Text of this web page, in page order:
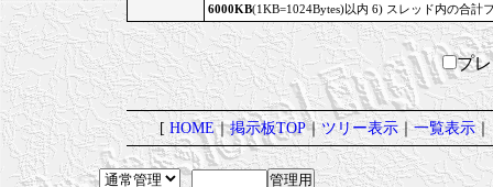
6000KB(1KB=1024Bytes)以内 6) スレッド内の合計
プ
[ HOME｜掲示板TOP｜ツリー表示｜一覧表示｜